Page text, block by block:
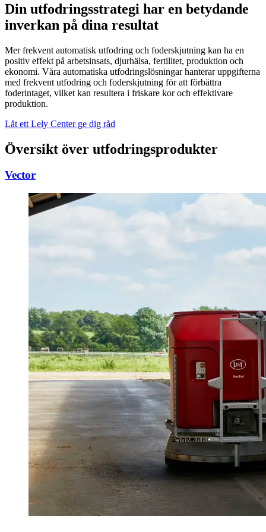
Din utfodringsstrategi har en betydande
inverkan på dina resultat
Mer frekvent automatisk utfodring och foderskjutning kan ha en
positiv effekt på arbetsinsats, djurhälsa, fertilitet, produktion och
ekonomi. Våra automatiska utfodringslösningar hanterar uppgifterna
med frekvent utfodring och foderskjutning för att förbättra
foderintaget, vilket kan resultera i friskare kor och effektivare
produktion.
Låt ett Lely Center ge dig råd
Översikt över utfodringsprodukter
Vector